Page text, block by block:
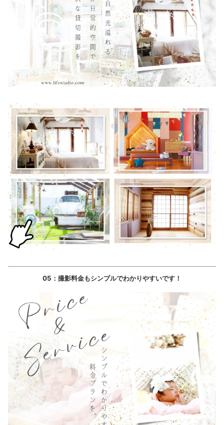
05：撮影料金もシンプルでわかりやすいです ！